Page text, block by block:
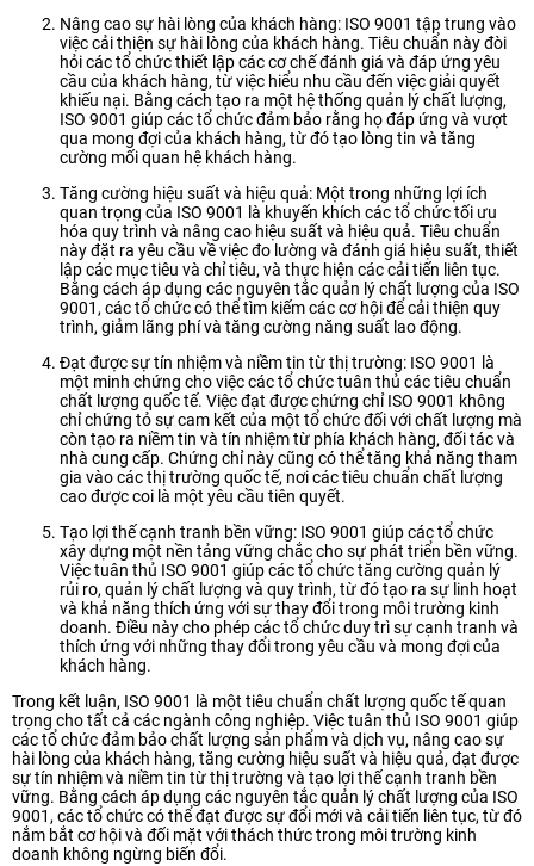
Nâng cao sự hài lòng của khách hàng: ISO 9001 tập trung vào
việc cải thiện sự hài lòng của khách hàng. Tiêu chuẩn này đòi
hỏi các tổ chức thiết lập các cơ chế đánh giá và đáp ứng yêu
cầu của khách hàng, từ việc hiểu nhu cầu đến việc giải quyết
khiếu nại. Bằng cách tạo ra một hệ thống quản lý chất lượng,
ISO 9001 giúp các tổ chức đảm bảo rằng họ đáp ứng và vượt
qua mong đợi của khách hàng, từ đó tạo lòng tin và tăng
cường mối quan hệ khách hàng.
Tăng cường hiệu suất và hiệu quả: Một trong những lợi ích
quan trọng của ISO 9001 là khuyến khích các tổ chức tối ưu
hóa quy trình và nâng cao hiệu suất và hiệu quả. Tiêu chuẩn
này đặt ra yêu cầu về việc đo lường và đánh giá hiệu suất, thiết
lập các mục tiêu và chỉ tiêu, và thực hiện các cải tiến liên tục.
Bằng cách áp dụng các nguyên tắc quản lý chất lượng của ISO
9001, các tổ chức có thể tìm kiếm các cơ hội để cải thiện quy
trình, giảm lãng phí và tăng cường năng suất lao động.
Đạt được sự tín nhiệm và niềm tin từ thị trường: ISO 9001 là
một minh chứng cho việc các tổ chức tuân thủ các tiêu chuẩn
chất lượng quốc tế. Việc đạt được chứng chỉ ISO 9001 không
chỉ chứng tỏ sự cam kết của một tổ chức đối với chất lượng mà
còn tạo ra niềm tin và tín nhiệm từ phía khách hàng, đối tác và
nhà cung cấp. Chứng chỉ này cũng có thể tăng khả năng tham
gia vào các thị trường quốc tế, nơi các tiêu chuẩn chất lượng
cao được coi là một yêu cầu tiên quyết.
Tạo lợi thế cạnh tranh bền vững: ISO 9001 giúp các tổ chức
xây dựng một nền tảng vững chắc cho sự phát triển bền vững.
Việc tuân thủ ISO 9001 giúp các tổ chức tăng cường quản lý
rủi ro, quản lý chất lượng và quy trình, từ đó tạo ra sự linh hoạt
và khả năng thích ứng với sự thay đổi trong môi trường kinh
doanh. Điều này cho phép các tổ chức duy trì sự cạnh tranh và
thích ứng với những thay đổi trong yêu cầu và mong đợi của
khách hàng.
Trong kết luận, ISO 9001 là một tiêu chuẩn chất lượng quốc tế quan
trọng cho tất cả các ngành công nghiệp. Việc tuân thủ ISO 9001 giúp
các tổ chức đảm bảo chất lượng sản phẩm và dịch vụ, nâng cao sự
hài lòng của khách hàng, tăng cường hiệu suất và hiệu quả, đạt được
sự tín nhiệm và niềm tin từ thị trường và tạo lợi thế cạnh tranh bền
vững. Bằng cách áp dụng các nguyên tắc quản lý chất lượng của ISO
9001, các tổ chức có thể đạt được sự đổi mới và cải tiến liên tục, từ đó
nắm bắt cơ hội và đối mặt với thách thức trong môi trường kinh
doanh không ngừng biến đổi.